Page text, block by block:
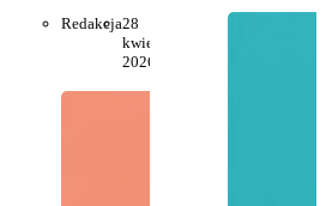
Redakcja28
kwietnia
2026